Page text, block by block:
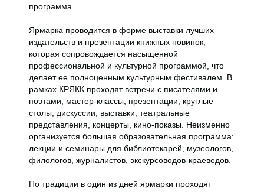
программа.
Ярмарка проводится в форме выставки лучших
издательств и презентации книжных новинок,
которая сопровождается насыщенной
профессиональной и культурной программой, что
делает ее полноценным культурным фестивалем. В
рамках КРЯКК проходят встречи с писателями и
поэтами, мастер-классы, презентации, круглые
столы, дискуссии, выставки, театральные
представления, концерты, кино-показы. Неизменно
организуется большая образовательная программа:
лекции и семинары для библиотекарей, музеологов,
филологов, журналистов, экскурсоводов-краеведов.
По традиции в один из дней ярмарки проходят